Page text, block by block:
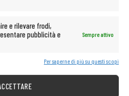
e rilevare frodi,
pubblicità e
Sempre attivo
Per saperne di più su questi scopi